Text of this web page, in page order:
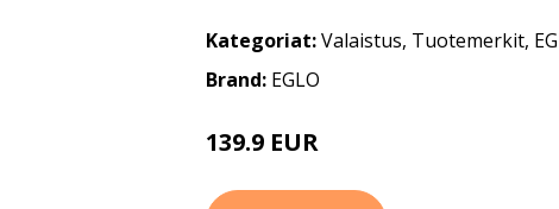
Kategoriat:Valaistus, Tuotemerkit,
Brand: EGLO
139.9 EUR